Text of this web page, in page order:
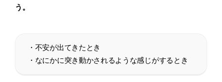
う。
・不安が出てきたとき
・なにかに突き動かされるような感じがするとき